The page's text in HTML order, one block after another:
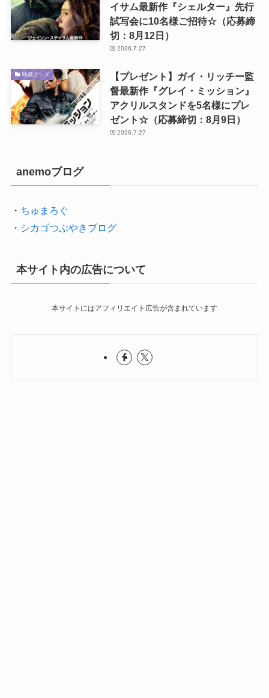
イサム最新作『シェルター』先行
試写会に10名様ご招待☆（応募締
切：8月12日）
2026.7.27
映画グッズ
【プレゼント】ガイ・リッチー監
督最新作『グレイ・ミッション』
アクリルスタンドを5名様にプレ
ゼント☆（応募締切：8月9日）
2026.7.27
anemoブログ
・ ちゅまろぐ
・ シカゴつぶやきブログ
本サイト内の広告について
本サイトにはアフィリエイト広告が含まれています